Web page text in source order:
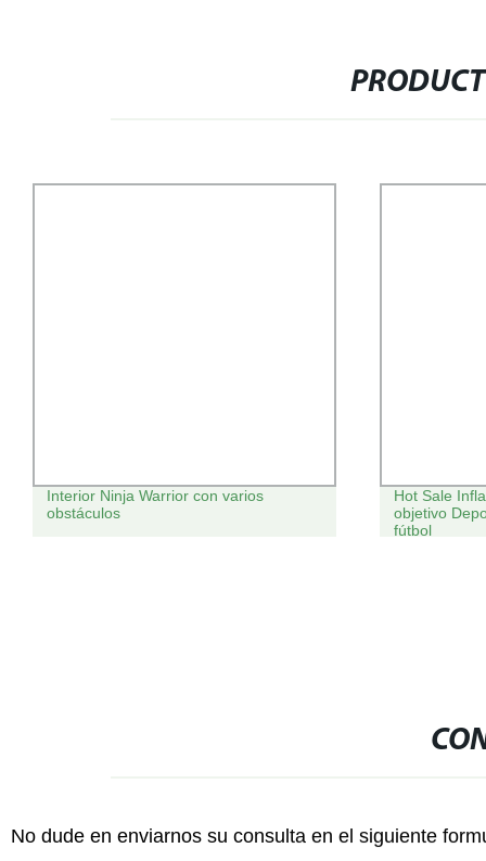
Interior Ninja Warrior con varios
obstáculos
Hot Sale
objetivo
fútbol
No dude en enviarnos su consulta en el siguiente